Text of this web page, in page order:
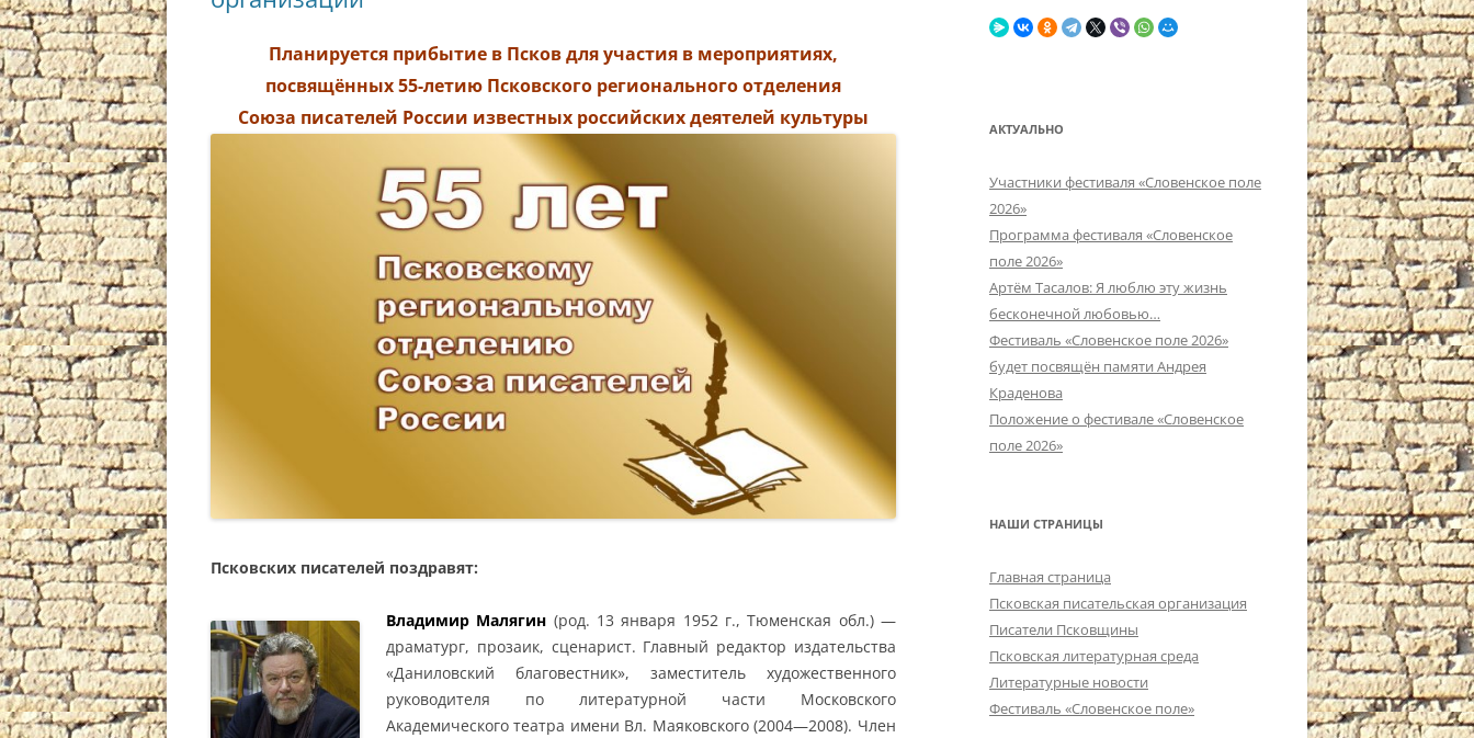
Планируется прибытие в Псков для участия в мероприятиях,
посвящённых 55-летию Псковского регионального отделения
Союза писателей России известных российских деятелей культуры
Псковских писателей поздравят:
Владимир Малягин (род. 13 января 1952 г., Тюменская обл.) —
драматург, прозаик, сценарист. Главный редактор издательства
«Даниловский благовестник», заместитель художественного
руководителя по литературной части Московского
Академического театра имени Вл. Маяковского (2004—2008). Член
АКТУАЛЬНО
Участники фестиваля «Словенское поле
2026»
Программа фестиваля «Словенское
поле 2026»
Артём Тасалов: Я люблю эту жизнь
бесконечной любовью…
Фестиваль «Словенское поле 2026»
будет посвящён памяти Андрея
Краденова
Положение о фестивале «Словенское
поле 2026»
НАШИ СТРАНИЦЫ
Главная страница
Псковская писательская организация
Писатели Псковщины
Псковская литературная среда
Литературные новости
Фестиваль «Словенское поле»